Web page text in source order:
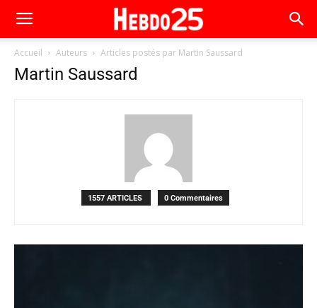
Accueil Auteurs Articles postés par Martin Saussard
Martin Saussard
1557 ARTICLES 0 Commentaires